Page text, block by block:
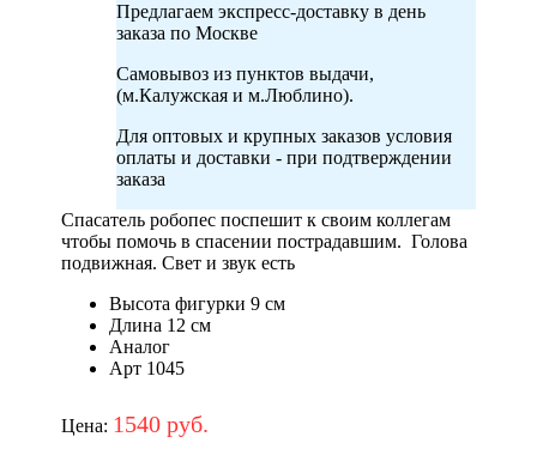
Предлагаем экспресс-доставку в день
заказа по Москве
Самовывоз из пунктов выдачи,
(м.Калужская и м.Люблино).
Для оптовых и крупных заказов условия
оплаты и доставки - при подтверждении
заказа
Спасатель робопес поспешит к своим коллегам
чтобы помочь в спасении пострадавшим. Голова
подвижная. Свет и звук есть
Высота фигурки 9 см
Длина 12 см
Аналог
Арт 1045
Цена: 1540 руб.